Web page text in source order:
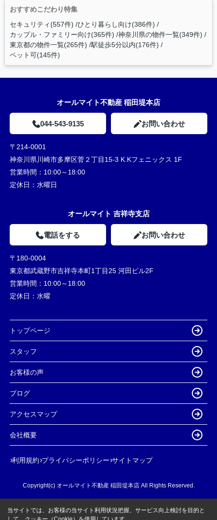
おすすめこだわり特集
セキュリティ(557件) ひとり暮らし向け(386件)
カップル・ファミリー向け(365件) 神奈川県の物件一覧(349件)
東京都の物件一覧(265件) 駅徒歩5分以内(176件)
ペット可(145件)
オールマイト不動産 稲田堤本店
044-543-9135 お問い合わせ
〒214-0001
神奈川県川崎市多摩区菅２丁目15-3 K.Kフェニックス 1F
営業時間： 10:00～18:00
定休日： 水曜日
オールマイト 吉祥寺支店
電話をする お問い合わせ
〒180-0004
東京都武蔵野市吉祥寺本町1丁目25 河田ビル2F
営業時間： 10:00～18:00
定休日： 水曜
トップページ
スタッフ
お客様の声
ブログ
アクセスマップ
会社概要
利用規約 プライバシーポリシー サイトマップ
Copyright(c) オールマイト不動産 稲田堤本店 All Rights Reserved.
当サイトでは、お客様の当サイト利用状況把握、サービス向上検討を目的と